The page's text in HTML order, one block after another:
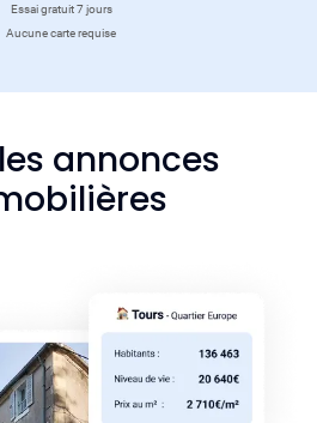
Essai gratuit 7 jours
Aucune carte requise
annonces